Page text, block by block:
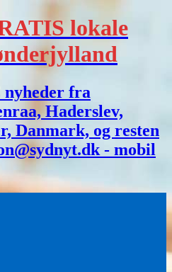
lokale
fra
Haderslev,
Danmark, og resten
- mobil